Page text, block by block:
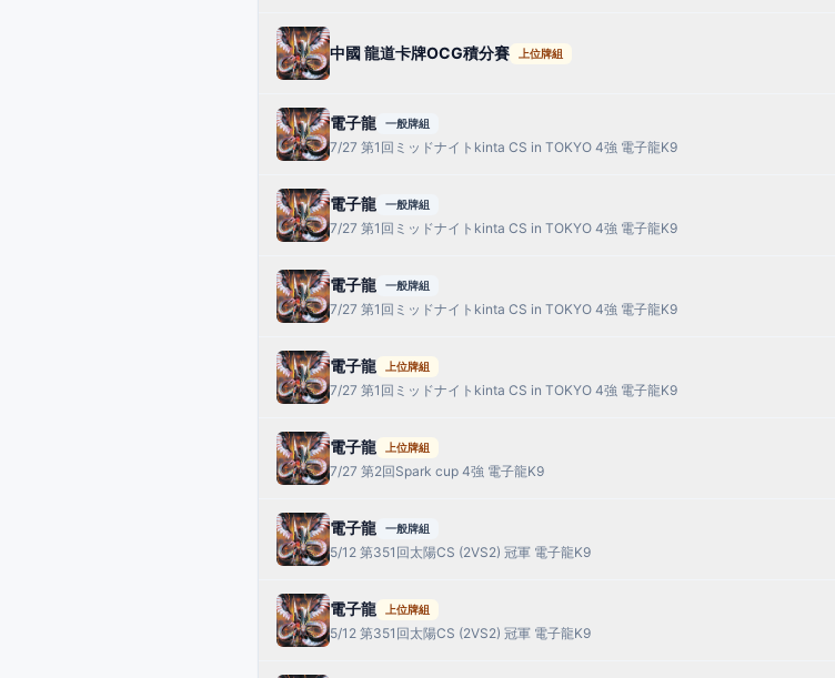
中國 龍道卡牌OCG積分賽 上位牌組
電子龍 一般牌組
7/27 第1回ミッドナイトkinta CS in TOKYO 4強 電子龍K9
電子龍 一般牌組
7/27 第1回ミッドナイトkinta CS in TOKYO 4強 電子龍K9
電子龍 一般牌組
7/27 第1回ミッドナイトkinta CS in TOKYO 4強 電子龍K9
電子龍 上位牌組
7/27 第1回ミッドナイトkinta CS in TOKYO 4強 電子龍K9
電子龍 上位牌組
7/27 第2回Spark cup 4強 電子龍K9
電子龍 一般牌組
5/12 第351回太陽CS (2VS2) 冠軍 電子龍K9
電子龍 上位牌組
5/12 第351回太陽CS (2VS2) 冠軍 電子龍K9